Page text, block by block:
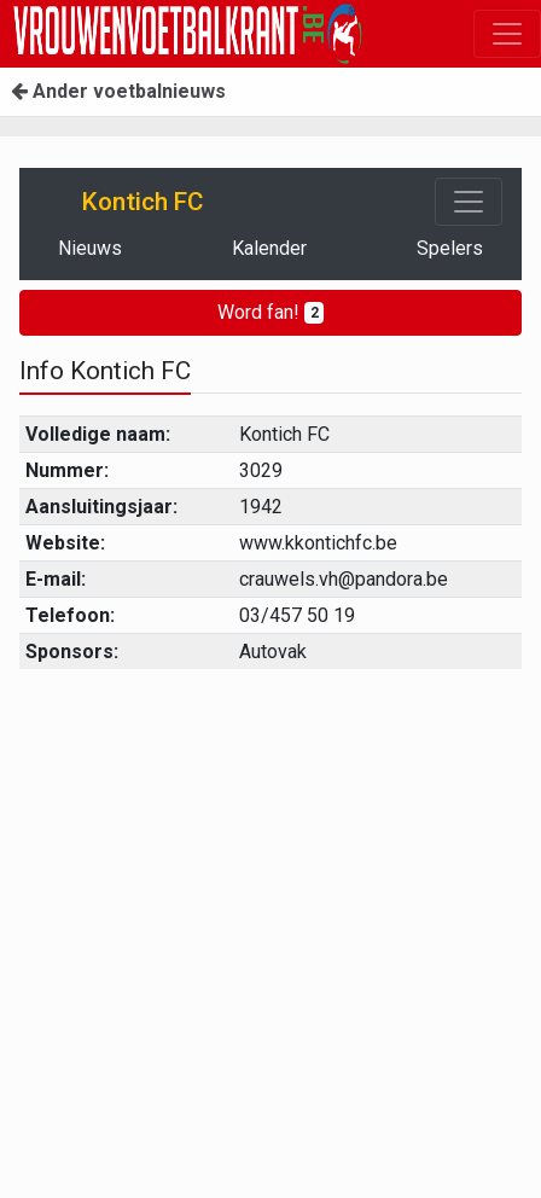
Ander voetbalnieuws
Kontich FC
Nieuws Kalender Spelers
Word fan! 2
Info Kontich FC
Volledige naam:
Kontich FC
Nummer:
3029
Aansluitingsjaar:
1942
Website:
www.kkontichfc.be
E-mail:
crauwels.vh@pandora.be
Telefoon:
03/457 50 19
Sponsors:
Autovak